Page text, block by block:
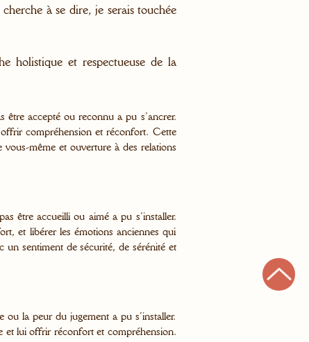
à se dire, je serais touchée
holistique et respectueuse de la
accepté ou reconnu a pu s’ancrer.
compréhension et réconfort. Cette
même et ouverture à des relations
être accueilli ou aimé a pu s’installer.
et libérer les émotions anciennes qui
sentiment de sécurité, de sérénité et
la peur du jugement a pu s’installer.
et lui offrir réconfort et compréhension.